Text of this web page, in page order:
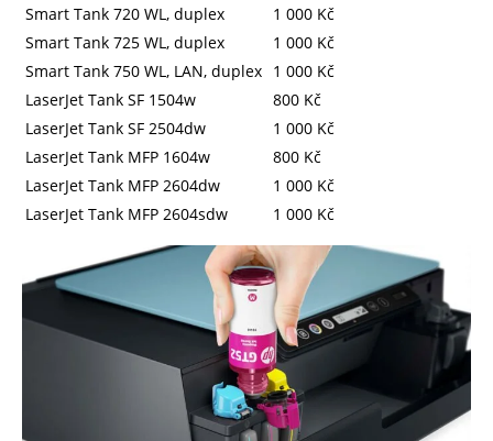
Smart Tank 720 WL, duplex
1 000 Kč
Smart Tank 725 WL, duplex
1 000 Kč
Smart Tank 750 WL, LAN, duplex 1 000 Kč
LaserJet Tank SF 1504w
800 Kč
LaserJet Tank SF 2504dw
1 000 Kč
LaserJet Tank MFP 1604w
800 Kč
LaserJet Tank MFP 2604dw
1 000 Kč
LaserJet Tank MFP 2604sdw
1 000 Kč